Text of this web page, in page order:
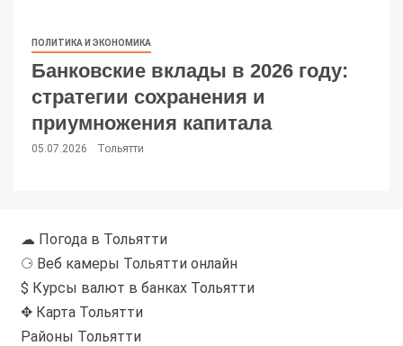
ПОЛИТИКА И ЭКОНОМИКА
Банковские вклады в 2026 году:
стратегии сохранения и
приумножения капитала
05.07.2026 Тольятти
☁ Погода в Тольятти
⚆ Веб камеры Тольятти онлайн
$ Курсы валют в банках Тольятти
✥ Карта Тольятти
Районы Тольятти